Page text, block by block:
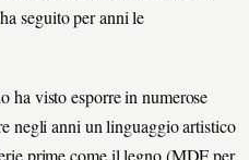
seguito per anni le
ha visto esporre in numerose
negli anni un linguaggio artistico
prime come il legno (MDF per